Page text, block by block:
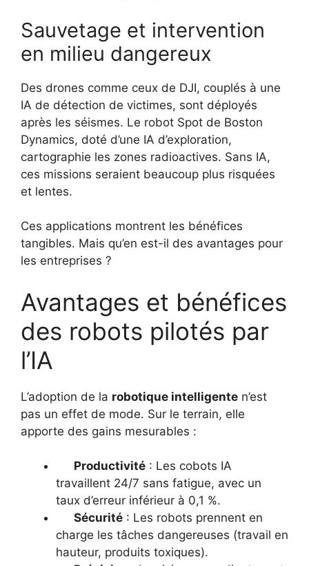
Sauvetage et intervention
en milieu dangereux
Des drones comme ceux de DJI, couplés à une
IA de détection de victimes, sont déployés
après les séismes. Le robot Spot de Boston
Dynamics, doté d’une IA d’exploration,
cartographie les zones radioactives. Sans IA,
ces missions seraient beaucoup plus risquées
et lentes.
Ces applications montrent les bénéfices
tangibles. Mais qu’en est-il des avantages pour
les entreprises ?
Avantages et bénéfices
des robots pilotés par
l’IA
L’adoption de la robotique intelligente n’est
pas un effet de mode. Sur le terrain, elle
apporte des gains mesurables :
Productivité : Les cobots IA
travaillent 24/7 sans fatigue, avec un
taux d’erreur inférieur à 0,1 %.
Sécurité : Les robots prennent en
charge les tâches dangereuses (travail en
hauteur, produits toxiques).